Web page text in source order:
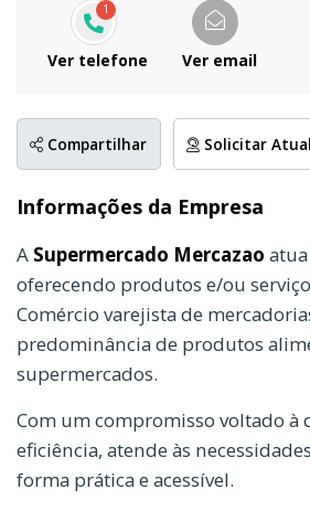
1
Ver telefone Ver email
Compartilhar Solicitar
Informações da Empresa
A Supermercado Mercazao
oferecendo produtos e/ou
Comércio varejista de
predominância de produtos
supermercados.
Com um compromisso voltado à
eficiência, atende às
forma prática e acessível.